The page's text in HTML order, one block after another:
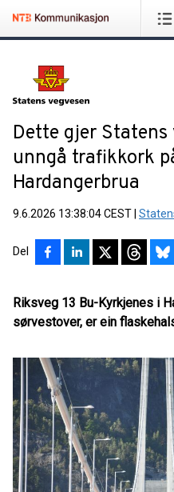
Dette gjer Statens
unngå trafikkork
Hardangerbrua
9.6.2026 13:38:04 CEST
Del
Riksveg 13 Bu-Kyrkjenes i
sørvestover, er ein